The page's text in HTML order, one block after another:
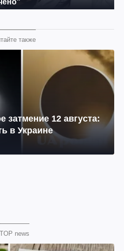
также
затмение 12 августа:
в Украине
TOP news